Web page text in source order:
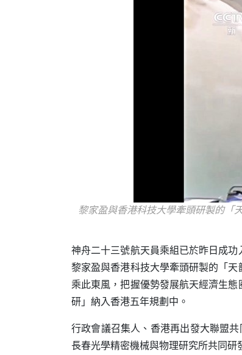
黎家盈與香港科技大學牽頭研製的「
神舟二十三號航天員乘組已於昨日成
黎家盈與香港科技大學牽頭研製的「
乘此東風，把握優勢發展航天經濟生
研」納入香港五年規劃中。
行政會議召集人、香港再出發大聯盟
長春光學精密機械與物理研究所共同